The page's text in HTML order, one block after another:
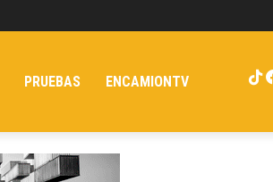
PRUEBAS ENCAMIONTV